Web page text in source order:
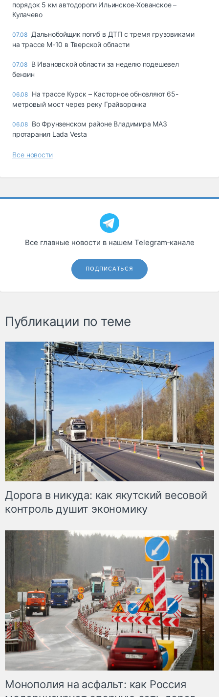
порядок 5 км автодороги Ильинское-Хованское –
Кулачево
07.08 Дальнобойщик погиб в ДТП с тремя грузовиками
на трассе М-10 в Тверской области
07.08 В Ивановской области за неделю подешевел
бензин
06.08 На трассе Курск – Касторное обновляют 65-
метровый мост через реку Грайворонка
06.08 Во Фрунзенском районе Владимира МАЗ
протаранил Lada Vesta
Все новости
Все главные новости в нашем Telegram‑канале
ПОДПИСАТЬСЯ
Публикации по теме
Дорога в никуда: как якутский весовой
контроль душит экономику
Монополия на асфальт: как Россия